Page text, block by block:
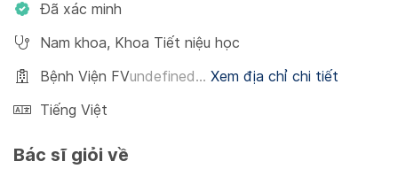
Đã xác minh
Nam khoa, Khoa Tiết niệu học
Bệnh Viện FVundefined... Xem địa chỉ chi tiết
Tiếng Việt
Bác sĩ giỏi về